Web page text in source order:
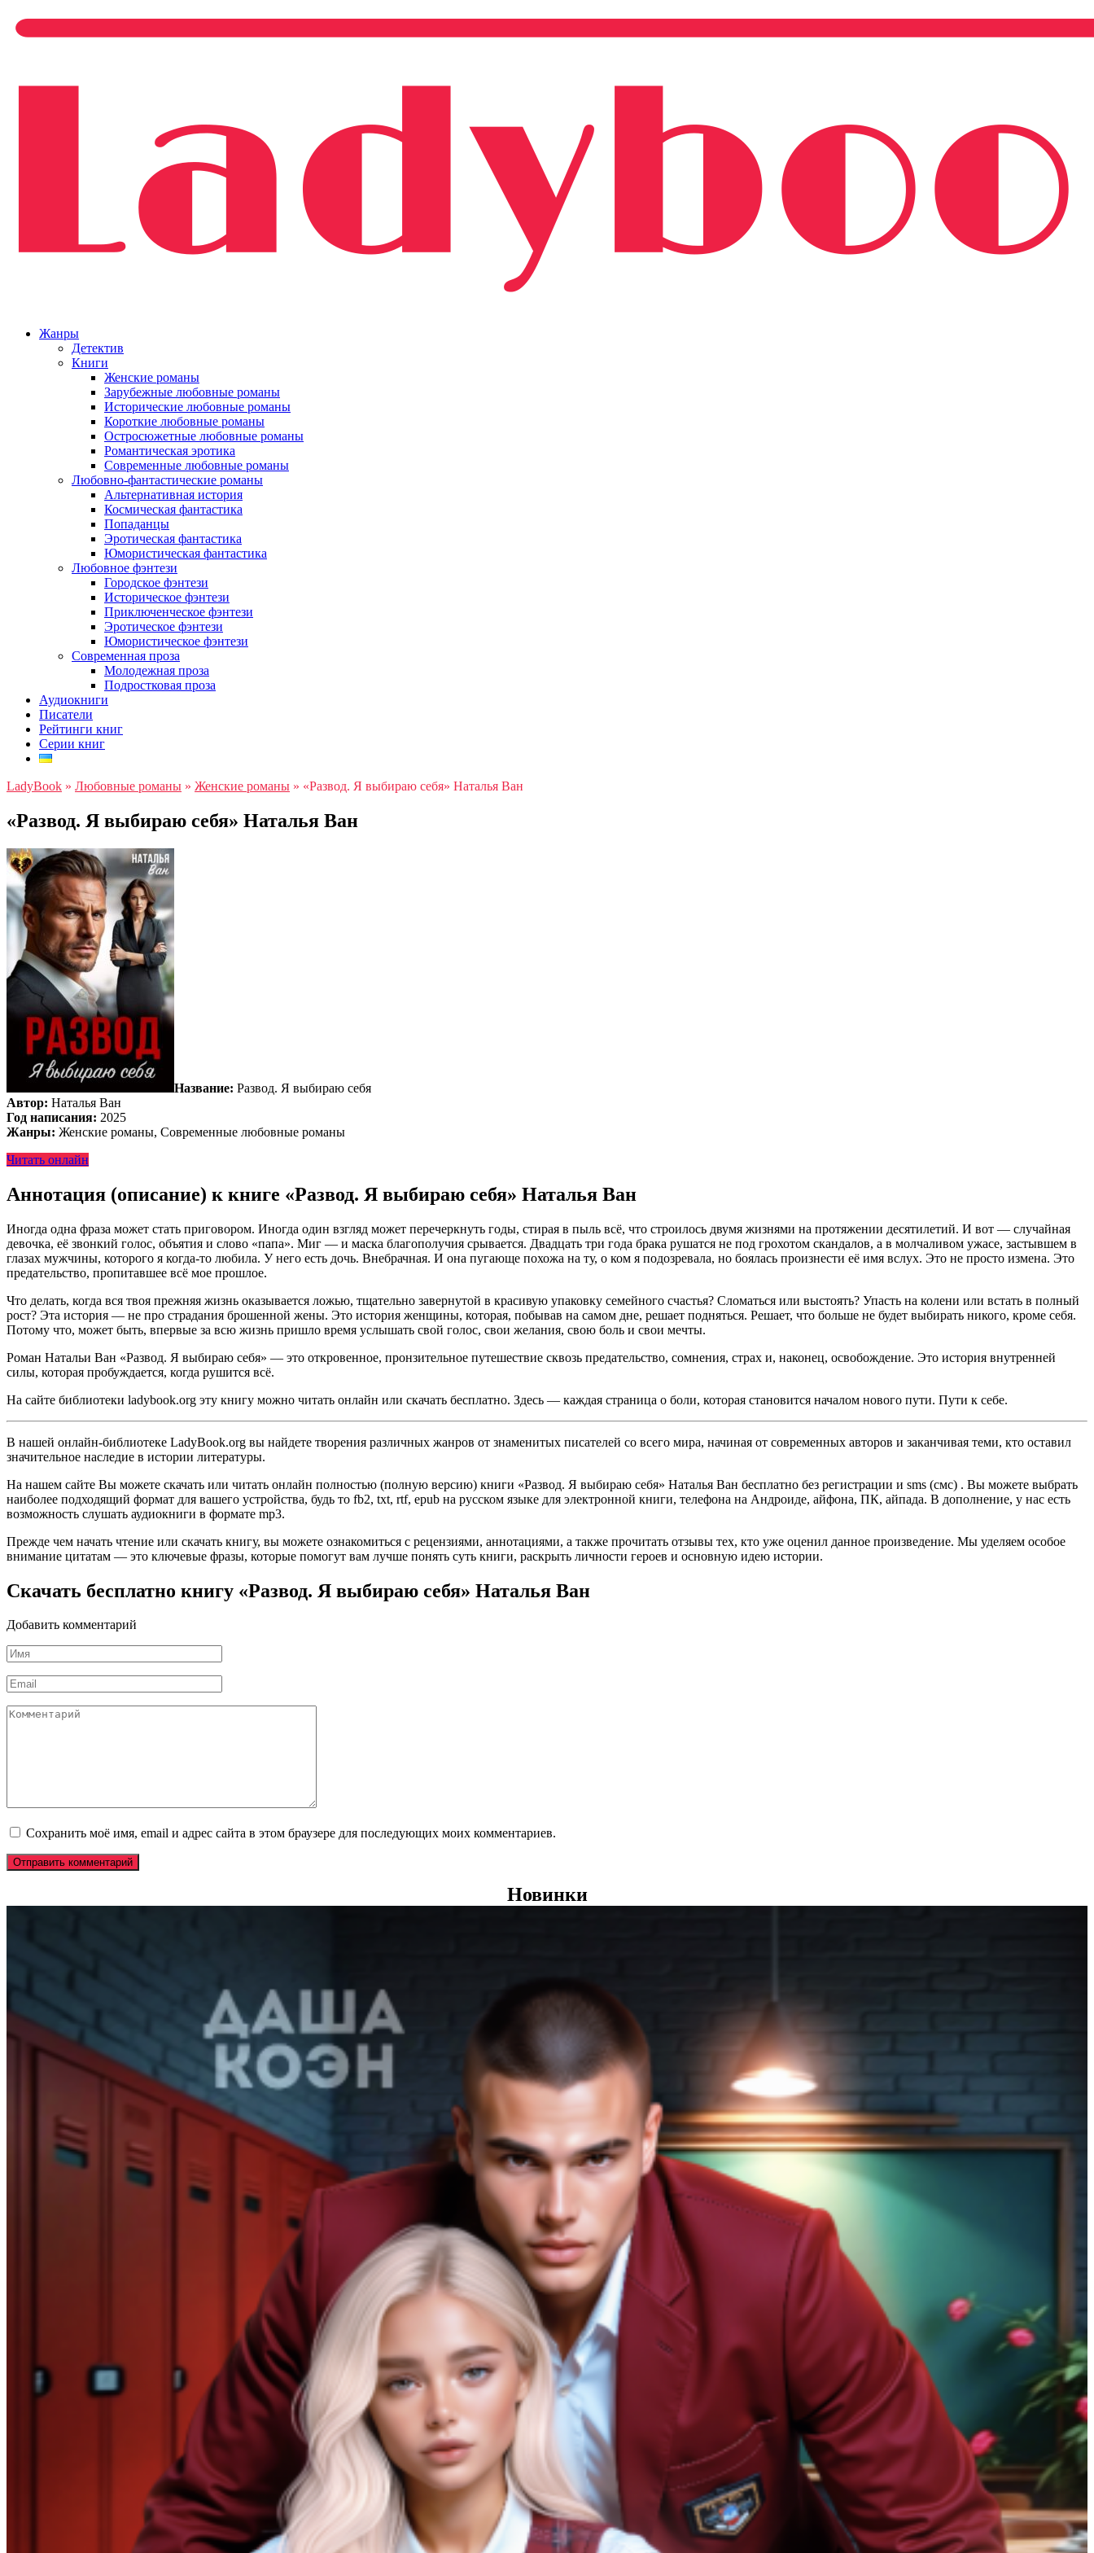
Жанры
Детектив
Книги
Женские романы
Зарубежные любовные романы
Исторические любовные романы
Короткие любовные романы
Остросюжетные любовные романы
Романтическая эротика
Современные любовные романы
Любовно-фантастические романы
Альтернативная история
Космическая фантастика
Попаданцы
Эротическая фантастика
Юмористическая фантастика
Любовное фэнтези
Городское фэнтези
Историческое фэнтези
Приключенческое фэнтези
Эротическое фэнтези
Юмористическое фэнтези
Современная проза
Молодежная проза
Подростковая проза
Аудиокниги
Писатели
Рейтинги книг
Серии книг
LadyBook » Любовные романы » Женские романы » «Развод. Я выбираю себя» Наталья Ван
«Развод. Я выбираю себя» Наталья Ван
Название: Развод. Я выбираю себя
Автор: Наталья Ван
Год написания: 2025
Жанры: Женские романы, Современные любовные романы
Читать онлайн
Аннотация (описание) к книге «Развод. Я выбираю себя» Наталья Ван
Иногда одна фраза может стать приговором. Иногда один взгляд может перечеркнуть годы, стирая в пыль всё, что строилось двумя жизнями на протяжении десятилетий. И вот — случайная
девочка, её звонкий голос, объятия и слово «папа». Миг — и маска благополучия срывается. Двадцать три года брака рушатся не под грохотом скандалов, а в молчаливом ужасе, застывшем в
глазах мужчины, которого я когда-то любила. У него есть дочь. Внебрачная. И она пугающе похожа на ту, о ком я подозревала, но боялась произнести её имя вслух. Это не просто измена. Это
предательство, пропитавшее всё мое прошлое.
Что делать, когда вся твоя прежняя жизнь оказывается ложью, тщательно завернутой в красивую упаковку семейного счастья? Сломаться или выстоять? Упасть на колени или встать в полный
рост? Эта история — не про страдания брошенной жены. Это история женщины, которая, побывав на самом дне, решает подняться. Решает, что больше не будет выбирать никого, кроме себя.
Потому что, может быть, впервые за всю жизнь пришло время услышать свой голос, свои желания, свою боль и свои мечты.
Роман Натальи Ван «Развод. Я выбираю себя» — это откровенное, пронзительное путешествие сквозь предательство, сомнения, страх и, наконец, освобождение. Это история внутренней
силы, которая пробуждается, когда рушится всё.
На сайте библиотеки ladybook.org эту книгу можно читать онлайн или скачать бесплатно. Здесь — каждая страница о боли, которая становится началом нового пути. Пути к себе.
В нашей онлайн-библиотеке LadyBook.org вы найдете творения различных жанров от знаменитых писателей со всего мира, начиная от современных авторов и заканчивая теми, кто оставил
значительное наследие в истории литературы.
На нашем сайте Вы можете скачать или читать онлайн полностью (полную версию) книги «Развод. Я выбираю себя» Наталья Ван бесплатно без регистрации и sms (смс) . Вы можете выбрать
наиболее подходящий формат для вашего устройства, будь то fb2, txt, rtf, epub на русском языке для электронной книги, телефона на Андроиде, айфона, ПК, айпада. В дополнение, у нас есть
возможность слушать аудиокниги в формате mp3.
Прежде чем начать чтение или скачать книгу, вы можете ознакомиться с рецензиями, аннотациями, а также прочитать отзывы тех, кто уже оценил данное произведение. Мы уделяем особое
внимание цитатам — это ключевые фразы, которые помогут вам лучше понять суть книги, раскрыть личности героев и основную идею истории.
Скачать бесплатно книгу «Развод. Я выбираю себя» Наталья Ван
Добавить комментарий
Имя
*
Email
*
Комментарий
Сохранить моё имя, email и адрес сайта в этом браузере для последующих моих комментариев.
Новинки